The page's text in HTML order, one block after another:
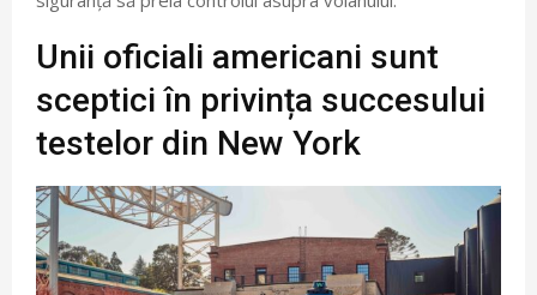
Unii oficiali americani sunt
sceptici în privința succesului
testelor din New York